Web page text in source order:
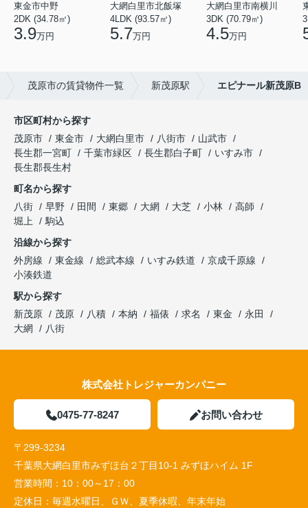
東金市中野
2DK (34.78㎡)
3.9万円
大網白里市北飯塚
4LDK (93.57㎡)
5.7万円
大網白里市南横川
3DK (70.79㎡)
4.5万円
茂原市の賃貸物件一覧 新茂原駅 エピナール新茂原B
市区町村から探す
茂原市
東金市 大網白里市 八街市
山武市
長生郡一宮町
千葉市緑区 長生郡白子町
いすみ市
長生郡長生村
町名から探す
八街
早野 田間 東郷 大網 大芝 小林
高師
堀上
駒込
沿線から探す
外房線
東金線 総武本線 いすみ鉄道
京成千原線
小湊鉄道
駅から探す
新茂原
茂原 八積 本納 福俵 求名 東金
永田
大網
八街
株式会社トレジャーカンパニー
0475-77-8247 お問い合わせ
〒299-3234
千葉県大網白里市みずほ台２丁目10-1 みずほハイム 1F
営業時間： 10：00～17：00
定休日： 毎週水曜日、ＧＷ、夏季休暇、年末年始